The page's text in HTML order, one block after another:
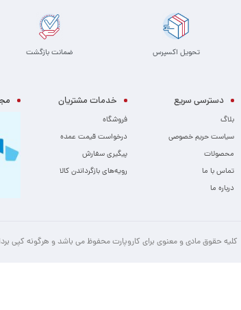
تحویل اکسپرس ضمانت بازگشت
دسترسی سریع
بلاگ
سیاست حریم خصوصی
محصولات
تماس با ما
درباره ما
خدمات مشتریان
فروشگاه
درخواست قیمت عمده
پیگیری سفارش
رویه‌های بازگرداندن کالا
کلیه حقوق مادی و معنوی برای کاروپارت محفوظ می باشد و هرگونه کپی